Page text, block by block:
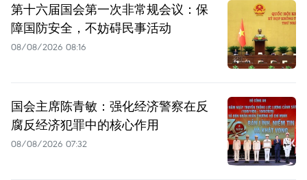
第十六届国会第一次非常规会议：保
障国防安全，不妨碍民事活动
08/08/2026 08:16
国会主席陈青敏：强化经济警察在反
腐反经济犯罪中的核心作用
08/08/2026 07:32